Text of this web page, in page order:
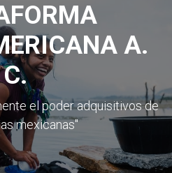
A.
C.
el poder adquisitivos de
mexicanas"